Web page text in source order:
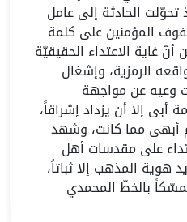
الحادثة إلى عامل
المؤمنين على كلمة
غاية الاعتداء الحقيقيّة
الرمزية، وإشغال
وعيه عن مواجهة
أبى إلا أن يزداد إشراقاً،
أبهى مما كانت، وشهد
على مقدسات أهل
هوية المذهب إلا ثباتاً،
بالخطّ المحمدي